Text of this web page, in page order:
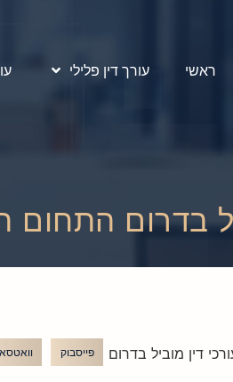
ראשי עורך דין פלילי
בדרום התחום
דין מוביל בדרום
פייסבוק